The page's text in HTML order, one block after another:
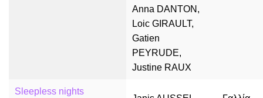
Anna DANTON,
Loic GIRAULT,
Gatien
PEYRUDE,
Justine RAUX
Sleepless nights